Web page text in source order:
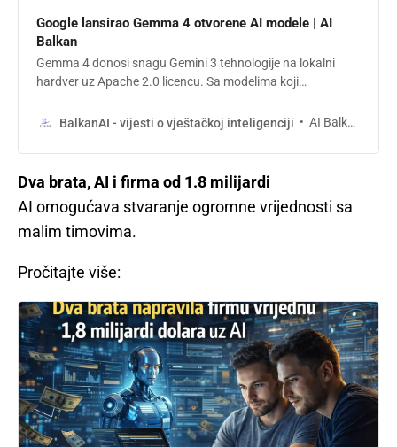
Google lansirao Gemma 4 otvorene AI modele | AI
Balkan
Gemma 4 donosi snagu Gemini 3 tehnologije na lokalni
hardver uz Apache 2.0 licencu. Sa modelima koji
jezika, Google nudi pravi digitalni suverenitet developerima
BalkanAI - vijesti o vještačkoj inteligenciji AI Balkan
Dva brata, AI i firma od 1.8 milijardi
AI omogućava stvaranje ogromne vrijednosti sa
malim timovima.
Pročitajte više: